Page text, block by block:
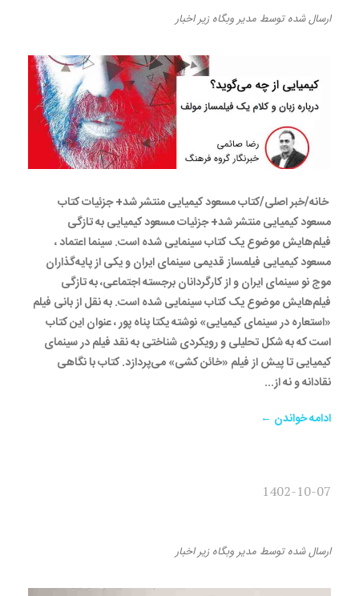
ارسال شدهتوسط مدیر وبگاه زیراخبار
خانه/خبر اصلی/کتاب مسعود کیمیایی منتشر شد+ جزئیات کتاب
مسعود کیمیایی منتشر شد+ جزئیات مسعود کیمیایی به تازگی
فیلم‌هایش موضوع یک کتاب سینمایی شده است. سینما اعتماد ،
مسعود کیمیایی فیلمساز قدیمی سینمای ایران و یکی از پایه‌گذاران
موج نو سینمای ایران و از کارگردانان برجسته اجتماعی، به تازگی
فیلم‌هایش موضوع یک کتاب سینمایی شده است. به نقل از بانی فیلم
«استعاره در سینمای کیمیایی» نوشته یکتا پناه پور ، عنوان این کتاب
است که به شکل تحلیلی و رویکردی شناختی به نقد فیلم در سینمای
کیمیایی تا پیش از فیلم «خائن کشی» می‌پردازد. کتاب با نگاهی
نقادانه و نه از...
ادامه خواندن ←
1402-10-07
ارسال شدهتوسط مدیر وبگاه زیراخبار